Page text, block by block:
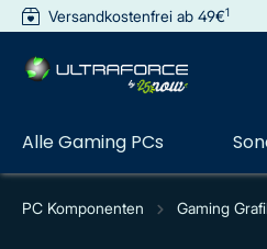
springen Zur
Versandkostenfrei ab 49€1
Alle Gaming PCs
PC Komponenten Gaming